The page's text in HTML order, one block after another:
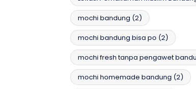
mochi bandung (2)
mochi bandung bisa po (2)
mochi fresh tanpa pengawet
mochi homemade bandung (2)